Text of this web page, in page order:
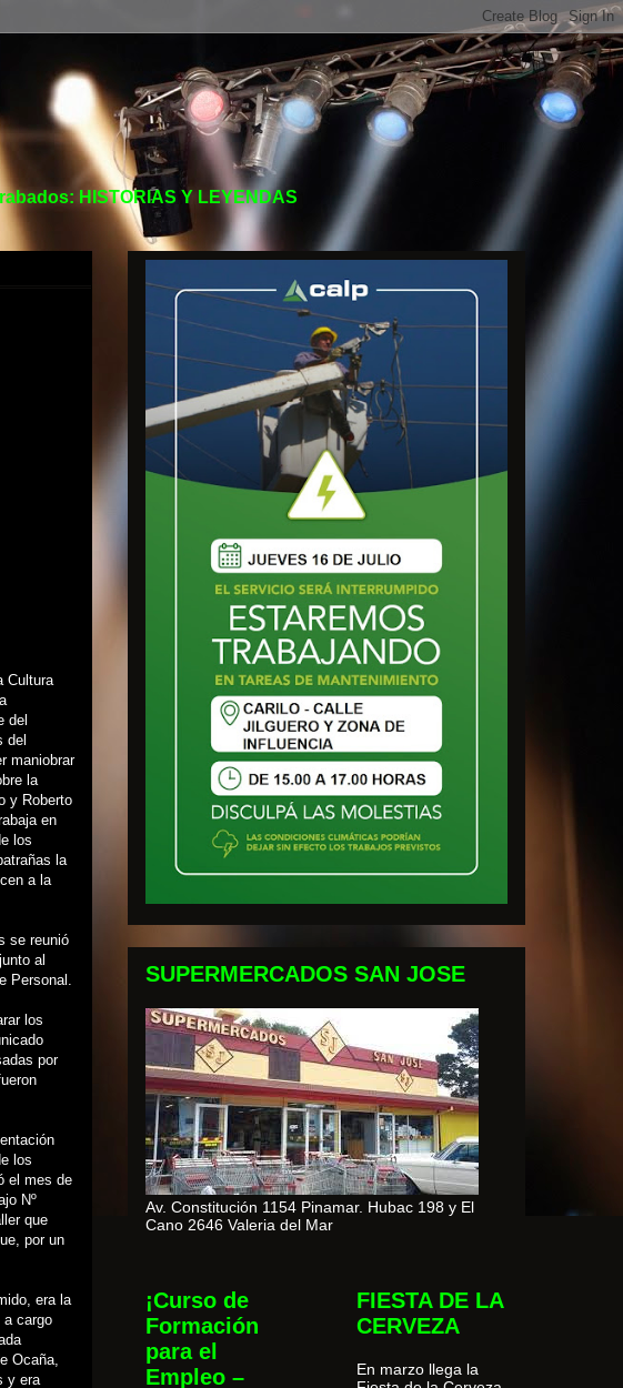
HISTORIAS Y LEYENDAS
Cultura
del
del
maniobrar
la
y Roberto
en
los
la
a la
se reunió
al
Personal.
los
por
los
el mes de
Nº
que
por un
era la
a cargo
Ocaña,
y era
SUPERMERCADOS SAN JOSE
Av. Constitución 1154 Pinamar. Hubac 198 y El
Cano 2646 Valeria del Mar
¡Curso de
Formación
para el
Empleo –
FIESTA DE LA
CERVEZA
En marzo llega la